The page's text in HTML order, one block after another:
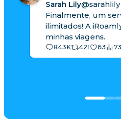
Sarah Lily@sarahlily
Finalmente, um
ilimitados! A
minhas viagens.
843K 421 63